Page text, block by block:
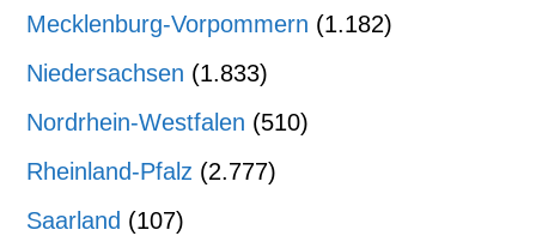
Mecklenburg-Vorpommern (1.182)
Niedersachsen (1.833)
Nordrhein-Westfalen (510)
Rheinland-Pfalz (2.777)
Saarland (107)